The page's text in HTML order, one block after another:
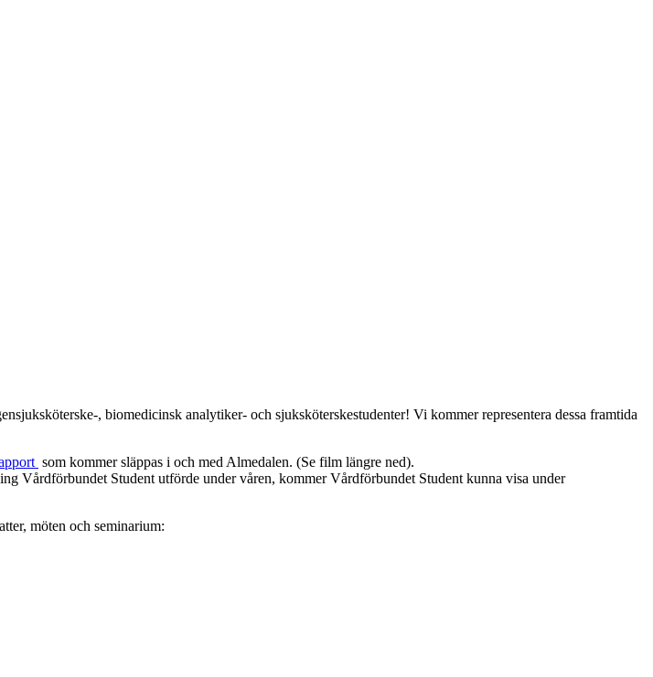
, biomedicinsk analytiker- och sjuksköterskestudenter! Vi kommer representera dessa framtida
som kommer släppas i och med Almedalen. (Se film längre ned).
Vårdförbundet Student utförde under våren, kommer Vårdförbundet Student kunna visa under
möten och seminarium: